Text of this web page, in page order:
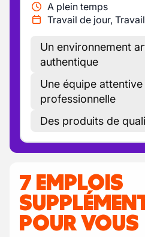
A plein temps
Travail de jour,
Un environnement
authentique
Une équipe
professionnelle
Des produits de
7 EMPLOIS
POUR VOUS